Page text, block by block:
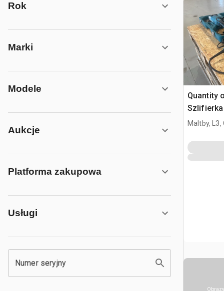
Rok
Marki
Modele
Aukcje
Platforma zakupowa
Usługi
Numer seryjny
Quantity
Maltby, L3,